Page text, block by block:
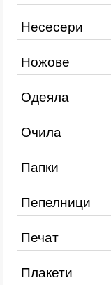
Несесери
Ножове
Одеяла
Очила
Папки
Пепелници
Печат
Плакети